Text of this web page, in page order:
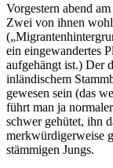
Vorgestern abend
Zwei von ihnen
ein eingewandertes
aufgehängt ist.) Der
inländischem
gewesen sein (das
führt man ja
schwer gehütet, ihn
merkwürdigerweise
stämmigen Jungs.